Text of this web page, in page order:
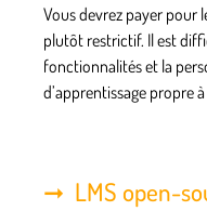
Vous devrez payer pour
plutôt restrictif. Il est
fonctionnalités et la
d’apprentissage propre
LMS open-